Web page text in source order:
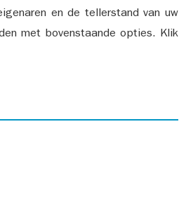
en de tellerstand van uw
met bovenstaande opties. Klik